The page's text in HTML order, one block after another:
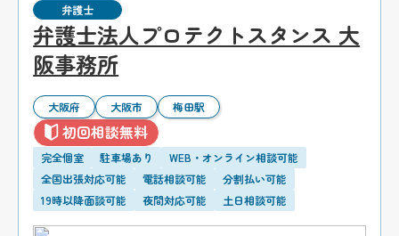
弁護士
弁護士法人プロテクトスタンス 大
阪事務所
大阪府 大阪市 梅田駅
初回相談無料
完全個室 駐車場あり
WEB・オンライン相談可能
全国出張対応可能
電話相談可能
分割払い可能
19時以降面談可能
夜間対応可能 土日相談可能